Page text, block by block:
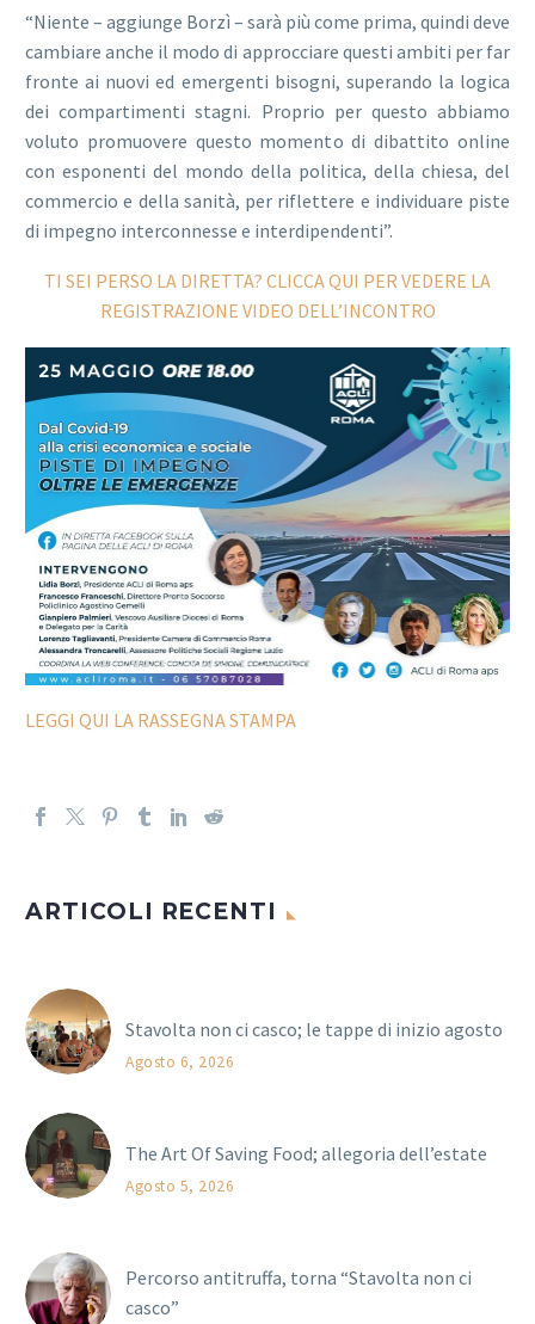
“Niente – aggiunge Borzì – sarà più come prima, quindi deve
cambiare anche il modo di approcciare questi ambiti per far
fronte ai nuovi ed emergenti bisogni, superando la logica
dei compartimenti stagni. Proprio per questo abbiamo
voluto promuovere questo momento di dibattito online
con esponenti del mondo della politica, della chiesa, del
commercio e della sanità, per riflettere e individuare piste
di impegno interconnesse e interdipendenti”.
TI SEI PERSO LA DIRETTA? CLICCA QUI PER VEDERE LA
REGISTRAZIONE VIDEO DELL’INCONTRO
LEGGI QUI LA RASSEGNA STAMPA
ARTICOLI RECENTI
Stavolta non ci casco; le tappe di inizio agosto
Agosto 6, 2026
The Art Of Saving Food; allegoria dell’estate
Agosto 5, 2026
Percorso antitruffa, torna “Stavolta non ci
casco”